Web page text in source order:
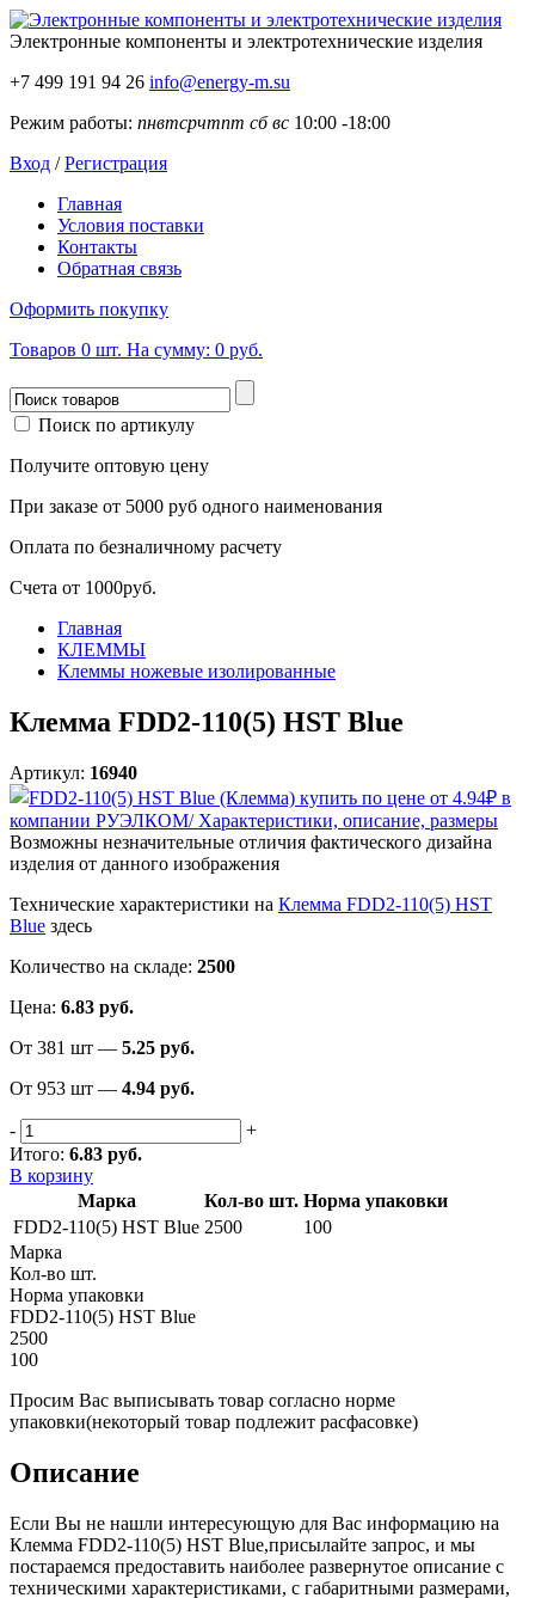
Электронные компоненты и электротехнические изделия
+7 499 191 94 26 info@energy-m.su
Режим работы: пнвтсрчтпт сб вс 10:00 -18:00
Вход /Регистрация
Главная
Условия поставки
Контакты
Обратная связь
Оформить покупку
Товаров 0 шт. На сумму: 0 руб.
Поиск по артикулу
Получите оптовую цену
При заказе от 5000 руб одного наименования
Оплата по безналичному расчету
Счета от 1000руб.
Главная
КЛЕММЫ
Клеммы ножевые изолированные
Клемма FDD2-110(5) HST Blue
Артикул: 16940
Возможны незначительные отличия фактического дизайна
изделия от данного изображения
Технические характеристики на Клемма FDD2-110(5) HST
Blue здесь
Количество на складе: 2500
Цена: 6.83 руб.
От 381 шт — 5.25 руб.
От 953 шт — 4.94 руб.
-
+
Итого: 6.83 руб.
В корзину
Марка
Кол-во шт. Норма упаковки
FDD2-110(5) HST Blue 2500
100
Марка
Кол-во шт.
Норма упаковки
FDD2-110(5) HST Blue
2500
100
Просим Вас выписывать товар согласно норме
упаковки(некоторый товар подлежит расфасовке)
Описание
Если Вы не нашли интересующую для Вас информацию на
Клемма FDD2-110(5) HST Blue,присылайте запрос, и мы
постараемся предоставить наиболее развернутое описание с
техническими характеристиками, с габаритными размерами,